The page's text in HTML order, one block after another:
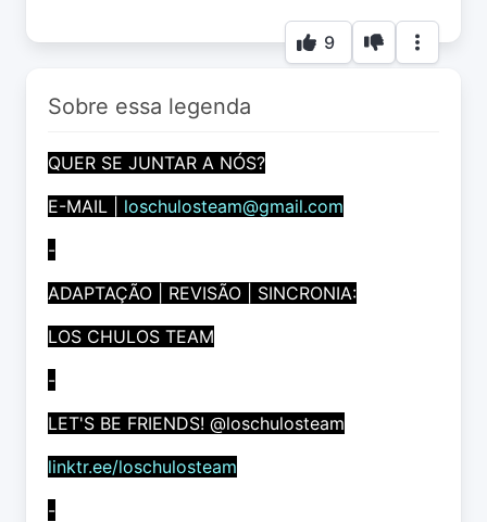
9
Sobre essa legenda
QUER SE JUNTAR A NÓS?
E-MAIL | loschulosteam@gmail.com
-
ADAPTAÇÃO | REVISÃO | SINCRONIA:
LOS CHULOS TEAM
-
LET'S BE FRIENDS! @loschulosteam
linktr.ee/loschulosteam
-